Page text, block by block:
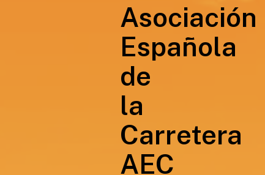
Asociación
Española
de
la
Carretera
AEC